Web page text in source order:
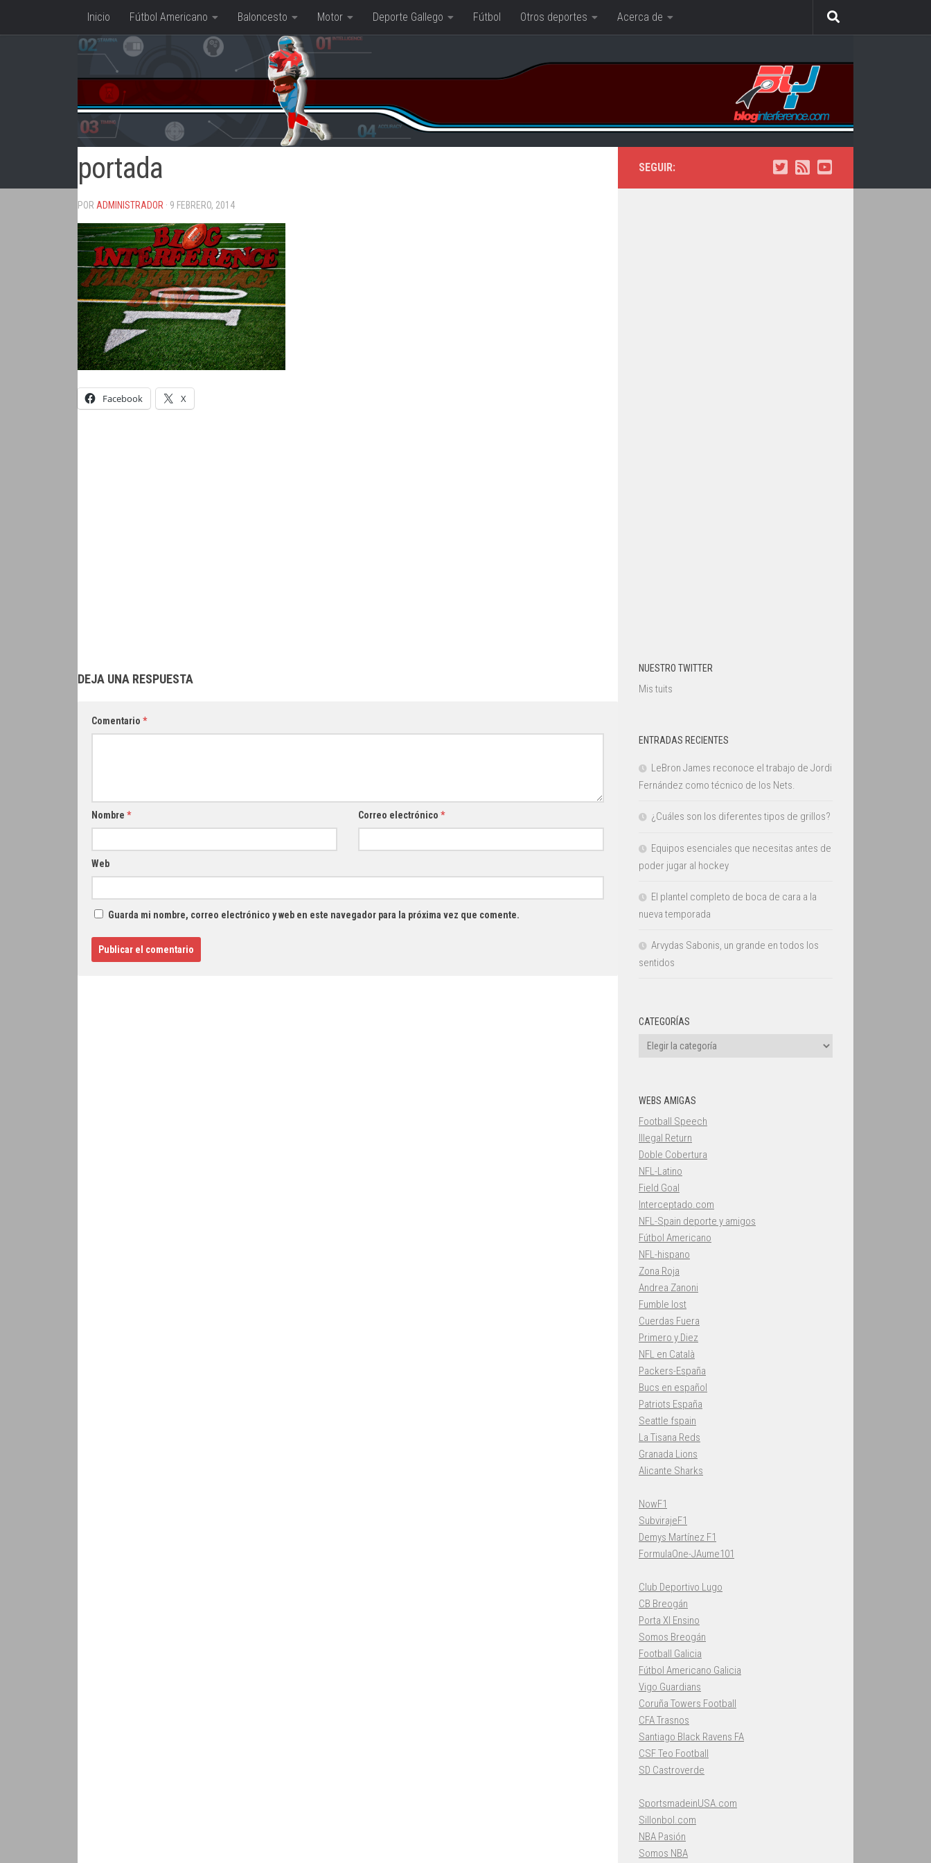
Saltar al contenido
Inicio Fútbol Americano Baloncesto Motor Deporte Gallego Fútbol Otros deportes Acerca de
portada
POR ADMINISTRADOR · 9 FEBRERO, 2014
Facebook X
DEJA UNA RESPUESTA
Comentario *
Nombre * Correo electrónico *
Web
Guarda mi nombre, correo electrónico y web en este navegador para la próxima vez que comente.
SEGUIR:
NUESTRO TWITTER
Mis tuits
ENTRADAS RECIENTES
LeBron James reconoce el trabajo de Jordi
Fernández como técnico de los Nets.
¿Cuáles son los diferentes tipos de grillos?
Equipos esenciales que necesitas antes de
poder jugar al hockey
El plantel completo de boca de cara a la
nueva temporada
Arvydas Sabonis, un grande en todos los
sentidos
CATEGORÍAS
Categorías
WEBS AMIGAS
Football Speech
Illegal Return
Doble Cobertura
NFL-Latino
Field Goal
Interceptado.com
NFL-Spain deporte y amigos
Fútbol Americano
NFL-hispano
Zona Roja
Andrea Zanoni
Fumble lost
Cuerdas Fuera
Primero y Diez
NFL en Català
Packers-España
Bucs en español
Patriots España
Seattle fspain
La Tisana Reds
Granada Lions
Alicante Sharks
NowF1
SubvirajeF1
Demys Martínez F1
FormulaOne-JAume101
Club Deportivo Lugo
CB Breogán
Porta XI Ensino
Somos Breogán
Football Galicia
Fútbol Americano Galicia
Vigo Guardians
Coruña Towers Football
CFA Trasnos
Santiago Black Ravens FA
CSF Teo Football
SD Castroverde
SportsmadeinUSA.com
Sillonbol.com
NBA Pasión
Somos NBA